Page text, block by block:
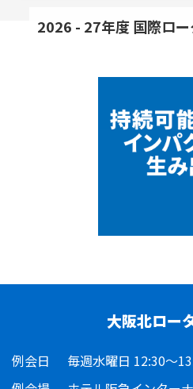
2026 - 27年度 国際ロ
大阪北ロー
例会日
毎週水曜日 12:30～